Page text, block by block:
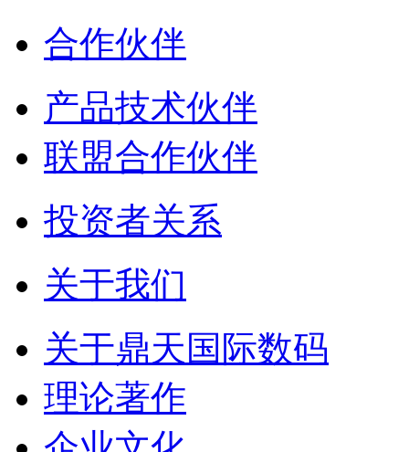
合作伙伴
产品技术伙伴
联盟合作伙伴
投资者关系
关于我们
关于鼎天国际数码
理论著作